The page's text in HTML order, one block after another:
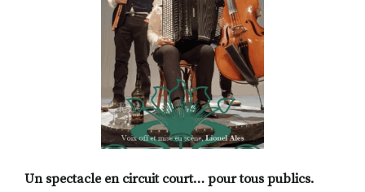
Un spectacle en circuit court… pour tous publics.